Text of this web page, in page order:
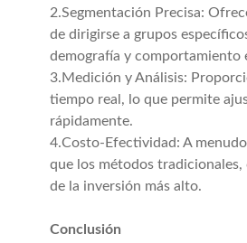
2.Segmentación Precisa:
de dirigirse a grupos
demografía y comportamiento
3.Medición y Análisis:
tiempo real, lo que permite
rápidamente.
4.Costo-Efectividad: A
que los métodos
de la inversión más alto.
Conclusión